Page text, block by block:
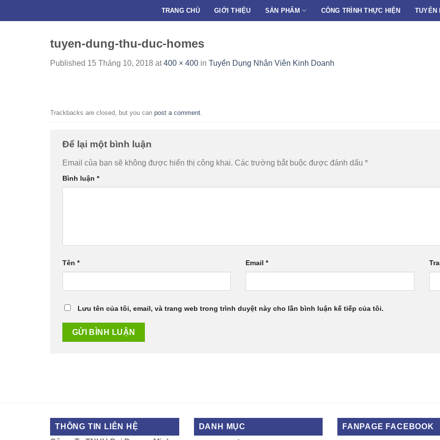
TRANG CHỦ GIỚI THIỆU SẢN PHẨM CÔNG TRÌNH THỰC HIỆN TUYỂN
tuyen-dung-thu-duc-homes
Published 15 Tháng 10, 2018 at400 × 400 in Tuyển Dụng Nhân Viên Kinh Doanh
Trackbacks are closed, but you can post a comment.
Để lại một bình luận
Email của bạn sẽ không được hiển thị công khai. Các trường bắt buộc được đánh dấu *
Bình luận *
Tên * Email*
Lưu tên của tôi, email, và trang web trong trình duyệt này cho lần bình luận kế tiếp của tôi.
THÔNG TIN LIÊN HỆ
DANH MỤC FANPAGE FACEBOOK